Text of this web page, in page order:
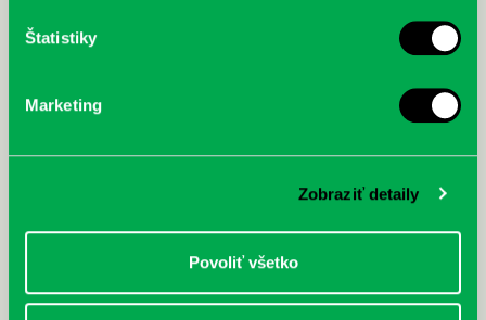
Štatistiky
Marketing
Zobraziť detaily
Povoliť všetko